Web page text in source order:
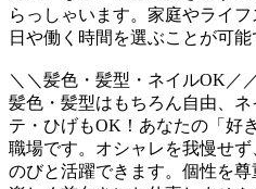
らっしゃいます。家庭やライ
日や働く時間を選ぶことが可能
＼＼髪色・髪型・ネイルOK／
髪色・髪型はもちろん自由、
テ・ひげもOK！あなたの「好
職場です。オシャレを我慢せ
のびと活躍できます。個性を尊